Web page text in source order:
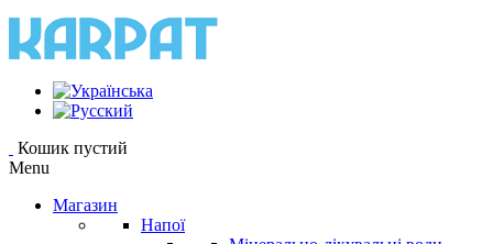
Кошик пустий
Menu
Магазин
Напої